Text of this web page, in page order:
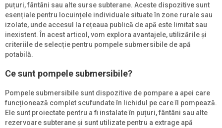
puțuri, fântâni sau alte surse subterane. Aceste dispozitive sunt
esențiale pentru locuințele individuale situate în zone rurale sau
izolate, unde accesul la rețeaua publică de apă este limitat sau
inexistent. În acest articol, vom explora avantajele, utilizările și
criteriile de selecție pentru pompele submersibile de apă
potabilă.
Ce sunt pompele submersibile?
Pompele submersibile sunt dispozitive de pompare a apei care
funcționează complet scufundate în lichidul pe care îl pompează.
Ele sunt proiectate pentru a fi instalate în puțuri, fântâni sau alte
rezervoare subterane și sunt utilizate pentru a extrage apă